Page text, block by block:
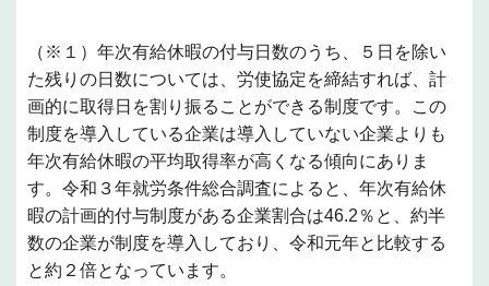
（※１）年次有給休暇の付与日数のうち、５日を除い
た残りの日数については、労使協定を締結すれば、計
画的に取得日を割り振ることができる制度です。この
制度を導入している企業は導入していない企業よりも
年次有給休暇の平均取得率が高くなる傾向にありま
す。令和３年就労条件総合調査によると、年次有給休
暇の計画的付与制度がある企業割合は46.2 ％と、約半
数の企業が制度を導入しており、令和元年と比較する
と約２倍となっています。